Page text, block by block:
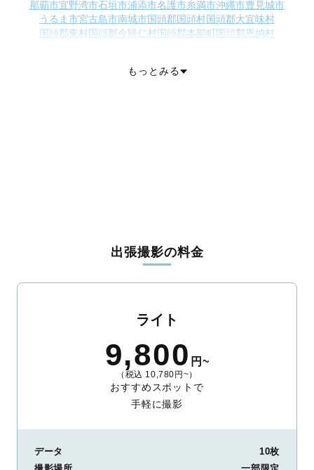
那覇市宜野湾市石垣市浦添市名護市糸満市沖縄市豊見城市
うるま市宮古島市南城市国頭郡国頭村国頭郡大宜味村
国頭郡東村国頭郡今帰仁村国頭郡本部町国頭郡恩納村
島尻郡南風原町島尻郡渡嘉敷村
もっとみる
出張撮影の料金
ライト
9,800 円~
（税込 10,780円~）
おすすめスポットで
手軽に撮影
データ
10枚